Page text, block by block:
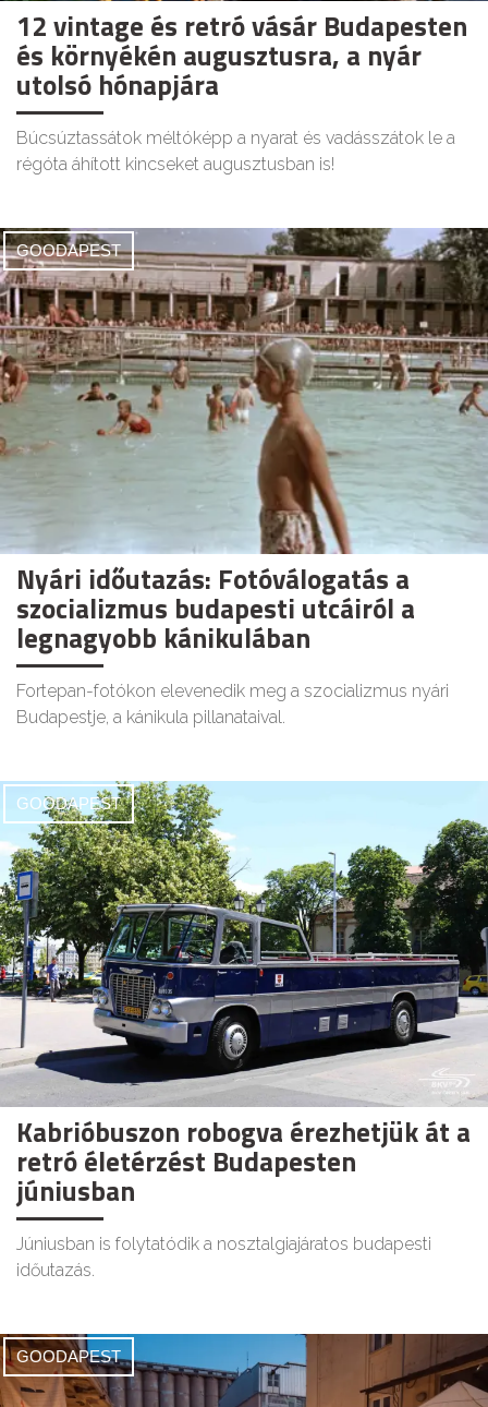
12 vintage és retró vásár Budapesten
és környékén augusztusra, a nyár
utolsó hónapjára
Búcsúztassátok méltóképp a nyarat és vadásszátok le a
régóta áhított kincseket augusztusban is!
GOODAPEST
Nyári időutazás: Fotóválogatás a
szocializmus budapesti utcáiról a
legnagyobb kánikulában
Fortepan-fotókon elevenedik meg a szocializmus nyári
Budapestje, a kánikula pillanataival.
GOODAPEST
Kabrióbuszon robogva érezhetjük át a
retró életérzést Budapesten
júniusban
Júniusban is folytatódik a nosztalgiajáratos budapesti
időutazás.
GOODAPEST